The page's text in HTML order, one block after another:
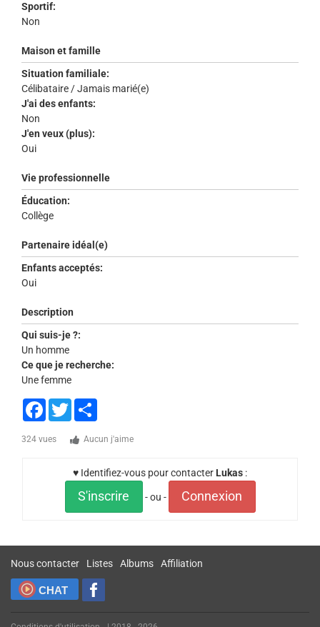
Sportif:
Non
Maison et famille
Situation familiale:
Célibataire / Jamais marié(e)
J'ai des enfants:
Non
J'en veux (plus):
Oui
Vie professionnelle
Éducation:
Collège
Partenaire idéal(e)
Enfants acceptés:
Oui
Description
Qui suis-je ?:
Un homme
Ce que je recherche:
Une femme
Facebook
Twitter
324 vues Aucun j'aime
♥ Identifiez-vous pour contacter Lukas :
S'inscrire - ou - Connexion
Nous contacter Listes Albums Affiliation
CHAT